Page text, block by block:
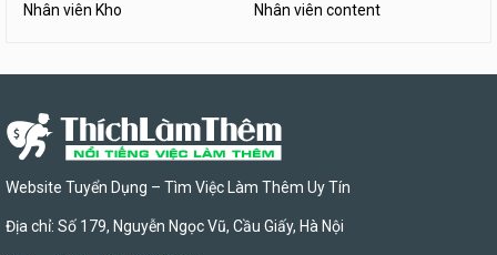
Nhân viên Kho
Nhân viên content
Website Tuyển Dụng – Tìm Việc Làm Thêm Uy Tín
Địa chỉ: Số 179, Nguyễn Ngọc Vũ, Cầu Giấy, Hà Nội